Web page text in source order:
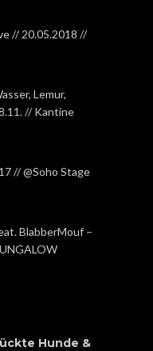
// 20.05.2018 //
Lemur,
// Kantine
// @Soho Stage
BlabberMouf –
Hunde &